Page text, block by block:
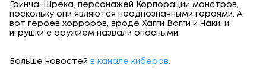
Гринча, Шрека, персонажей Корпорации монстров,
поскольку они являются неоднозначными героями. А
вот героев хорроров, вроде Хагги Вагги и Чаки, и
игрушки с оружием назвали опасными.
Больше новостей в канале киберов.